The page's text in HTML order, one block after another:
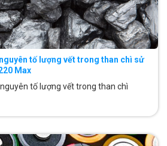
tố lượng vết trong than chì sử
Max
tố lượng vết trong than chì